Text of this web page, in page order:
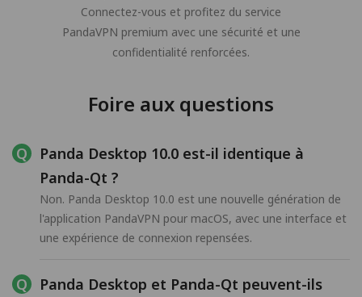
Connectez-vous et profitez du service
PandaVPN premium avec une sécurité et une
confidentialité renforcées.
Foire aux questions
Panda Desktop 10.0 est-il identique à
Panda-Qt ?
Non. Panda Desktop 10.0 est une nouvelle génération de
l'application PandaVPN pour macOS, avec une interface et
une expérience de connexion repensées.
Panda Desktop et Panda-Qt peuvent-ils